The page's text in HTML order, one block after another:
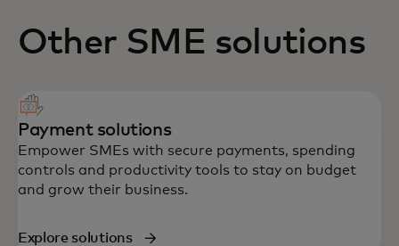
Other SME solutions
Payment solutions
Empower SMEs with secure payments, spending
controls and productivity tools to stay on budget
and grow their business.
Explore solutions